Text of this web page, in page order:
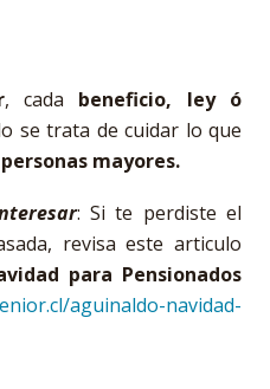
, cada beneficio, ley ó
se trata de cuidar lo que
mayores.
: Si te perdiste el
revisa este articulo
para Pensionados
aguinaldo-navidad-